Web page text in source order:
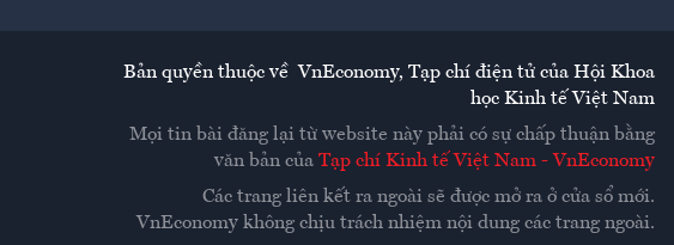
Bản quyền thuộc về VnEconomy, Tạp chí điện tử của Hội Khoa
học Kinh tế Việt Nam
Mọi tin bài đăng lại từ website này phải có sự chấp thuận bằng
văn bản của Tạp chí Kinh tế Việt Nam - VnEconomy
Các trang liên kết ra ngoài sẽ được mở ra ở cửa sổ mới.
VnEconomy không chịu trách nhiệm nội dung các trang ngoài.